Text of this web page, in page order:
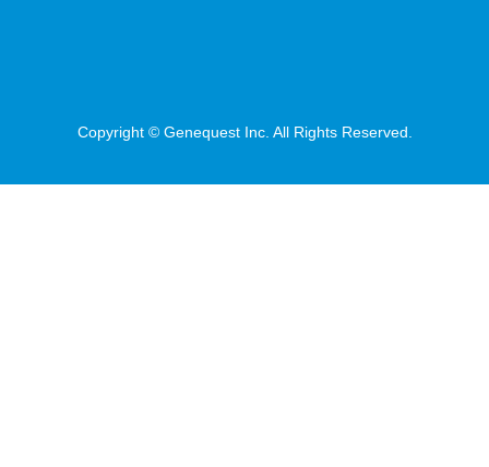
Copyright © Genequest Inc. All Rights Reserved.